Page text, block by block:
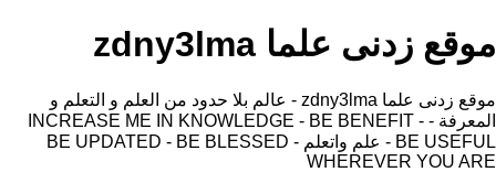
موقع زدنى علما zdny3lma
موقع زدنى علما zdny3lma - عالم بلا حدود من العلم و التعلم و
المعرفة - INCREASE ME IN KNOWLEDGE - BE BENEFIT -
BE USEFUL - علم واتعلم - BE UPDATED - BE BLESSED
WHEREVER YOU ARE